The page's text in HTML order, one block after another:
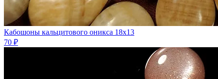
Кабошоны кальцитового оникса 18х13
70 ₽